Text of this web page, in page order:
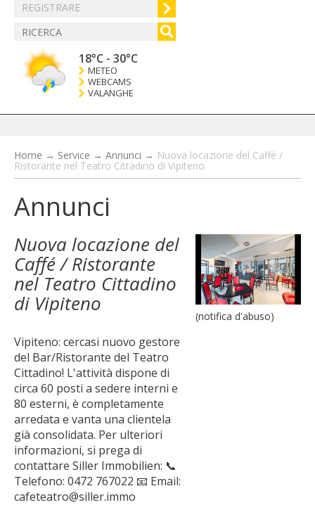
REGISTRARE
18°C - 30°C
METEO
WEBCAMS
VALANGHE
Home → Service → Annunci → Nuova locazione del Caffé /
Ristorante nel Teatro Cittadino di Vipiteno
Annunci
Nuova locazione del
Caffé / Ristorante
nel Teatro Cittadino
di Vipiteno
Vipiteno: cercasi nuovo gestore
del Bar/Ristorante del Teatro
Cittadino! L'attività dispone di
circa 60 posti a sedere interni e
80 esterni, è completamente
arredata e vanta una clientela
già consolidata. Per ulteriori
informazioni, si prega di
contattare Siller Immobilien: 📞
Telefono: 0472 767022 📧 Email:
cafeteatro@siller.immo
(notifica d'abuso)